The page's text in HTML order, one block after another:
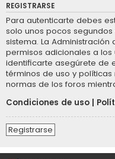
REGISTRARSE
Para autenticarte debes
solo unos pocos
sistema. La
permisos adicionales a los
identificarte asegúrete de
términos de uso y
normas de los foros
Condiciones de uso
Registrarse